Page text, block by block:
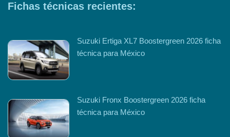
Fichas técnicas recientes:
Suzuki Ertiga XL7 Boostergreen 2026 ficha
técnica para México
Suzuki Fronx Boostergreen 2026 ficha
técnica para México